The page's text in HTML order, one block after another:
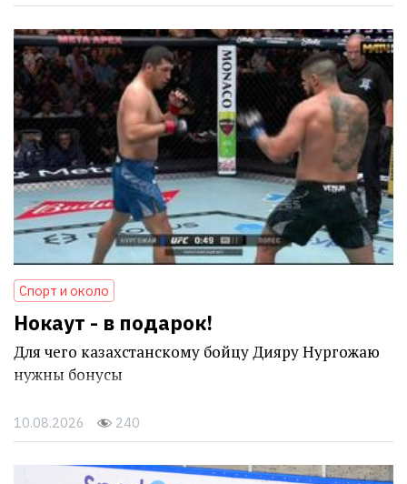
Спорт и около
Нокаут - в подарок!
Для чего казахстанскому бойцу Дияру Нургожаю
нужны бонусы
10.08.2026 240